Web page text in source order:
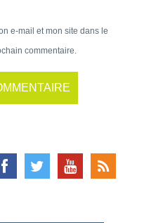
e-mail et mon site dans le
commentaire.